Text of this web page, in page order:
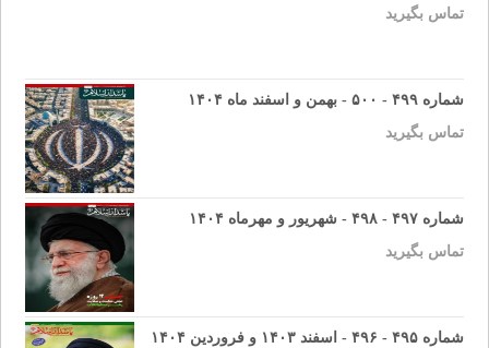
تماس بگیرید
شماره ۴۹۹ - ۵۰۰ - بهمن و اسفند ماه ۱۴۰۴
تماس بگیرید
شماره ۴۹۷ - ۴۹۸ - شهریور و مهرماه ۱۴۰۴
تماس بگیرید
شماره ۴۹۵ - ۴۹۶ - اسفند ۱۴۰۳ و فروردین ۱۴۰۴